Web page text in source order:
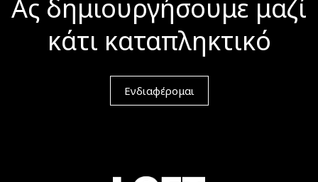
Ας δημιουργήσουμε μαζί
κάτι καταπληκτικό
Ενδιαφέρομαι